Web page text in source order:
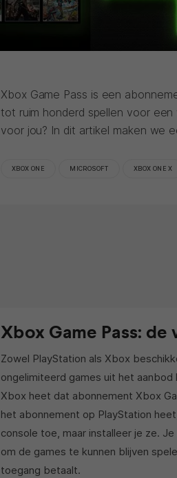
Xbox Game Pass is een
tot ruim honderd spellen voor
voor jou? In dit artikel maken we
XBOX ONE MICROSOFT XBOX ONE X
Xbox Game Pass:
Zowel PlayStation als Xbox
ongelimiteerd games uit het
Xbox heet dat abonnement Xbox
het abonnement op PlayStation
console toe, maar installeer je ze.
om de games te kunnen blijven
toegang betaalt.